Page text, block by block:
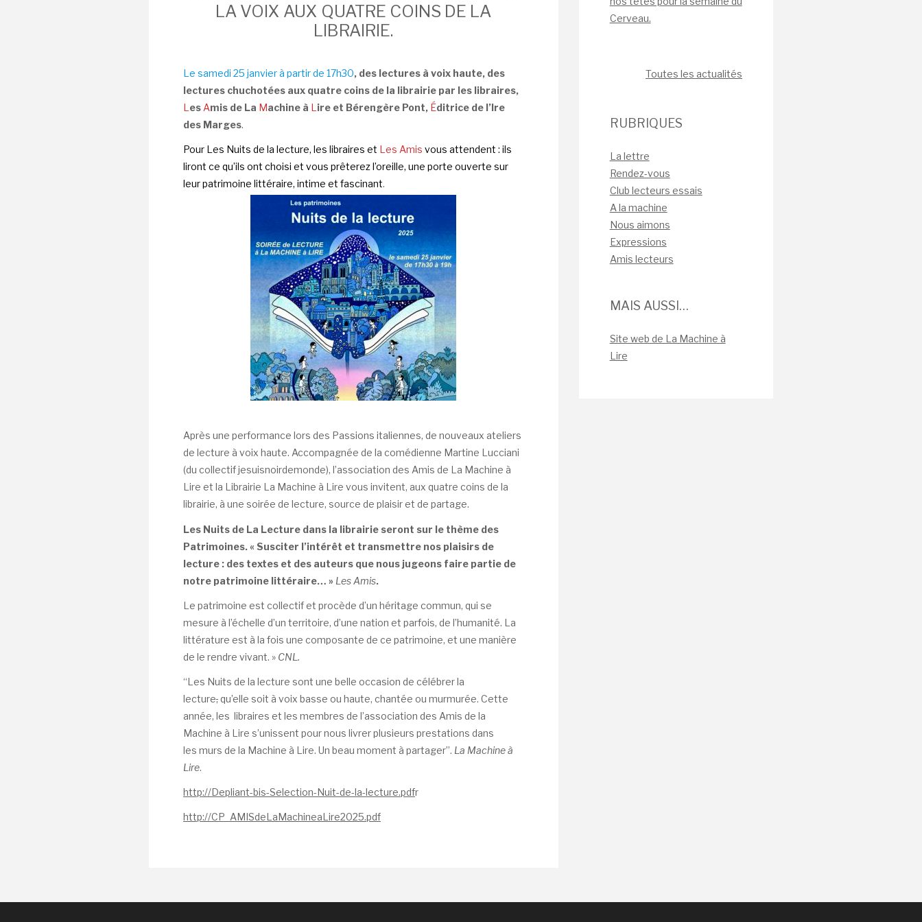
LA VOIX AUX QUATRE COINS DE LA
LIBRAIRIE.
Le samedi 25 janvier à partir de 17h30, des lectures à voix haute, des
lectures chuchotées aux quatre coins de la librairie par les libraires,
L es Amis de La Machine à L ire et Bérengère Pont, Éditrice de l’Ire
des Marges.
Pour Les Nuits de la lecture, les libraires et Les Amis vous attendent : ils
liront ce qu’ils ont choisi et vous prêterez l’oreille, une porte ouverte sur
leur patrimoine littéraire, intime et fascinant.
Après une performance lors des Passions italiennes, de nouveaux ateliers
de lecture à voix haute. Accompagnée de la comédienne Martine Lucciani
(du collectif jesuisnoirdemonde), l’association des Amis de La Machine à
Lire et la Librairie La Machine à Lire vous invitent, aux quatre coins de la
librairie, à une soirée de lecture, source de plaisir et de partage.
Les Nuits de La Lecture dans la librairie seront sur le thème des
Patrimoines.« Susciter l’intérêt et transmettre nos plaisirs de
lecture : des textes et des auteurs que nous jugeons faire partie de
notre patrimoine littéraire… » Les Amis.
Le patrimoine est collectif et procède d’un héritage commun, qui se
mesure à l’échelle d’un territoire, d’une nation et parfois, de l’humanité. La
littérature est à la fois une composante de ce patrimoine, et une manière
de le rendre vivant. » CNL.
“Les Nuits de la lecture sont une belle occasion de célébrer la
lecture,qu’elle soit à voix basse ou haute, chantée ou murmurée. Cette
année, les libraires et les membres de l’association des Amis de la
Machine à Lire s’unissent pour nous livrer plusieurs prestations dans
les murs de la Machine à Lire. Un beau moment à partager”. La Machine à
Lire.
http://Depliant-bis-Selection-Nuit-de-la-lecture.pdfr
http://CP_AMISdeLaMachineaLire2025.pdf
Cerveau.
Toutes les actualités
RUBRIQUES
La lettre
Rendez-vous
Club lecteurs essais
A la machine
Nous aimons
Expressions
Amis lecteurs
MAIS AUSSI…
Site web de La Machine à
Lire